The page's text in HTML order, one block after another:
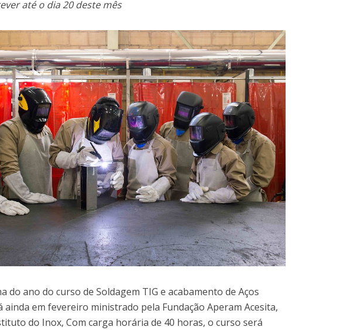
até o dia 20 deste mês
do ano do curso de Soldagem TIG e acabamento de Aços
ainda em fevereiro ministrado pela Fundação Aperam Acesita,
do Inox, Com carga horária de 40 horas, o curso será